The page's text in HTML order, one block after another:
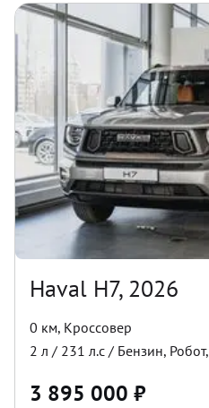
Haval H7, 2026
0 км, Кроссовер
2 л / 231 л.с / Бензин, Робот,
3 895 000 ₽